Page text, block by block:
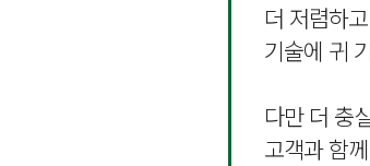
더 저렴하
기술에 귀
다만 더 충
고객과 함